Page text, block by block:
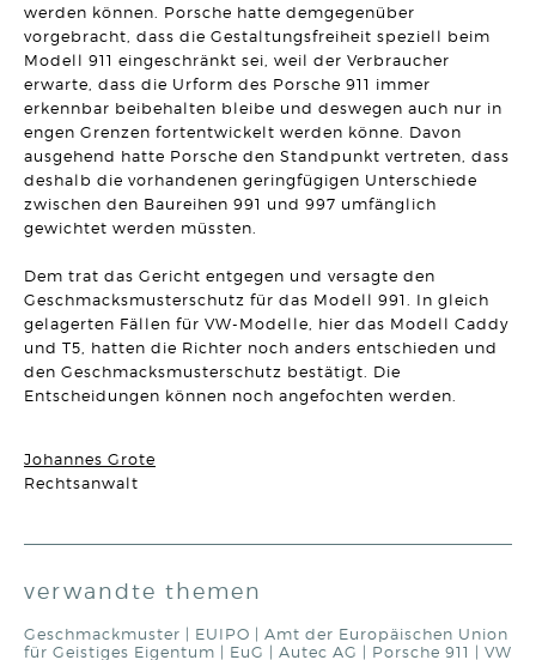
BAURECHT
Gebäudetyp E: "E" wie "einfach" oder "E" wie
"Einzelfallprüfung"?
Artikel vom 03.02.2026 | David Hellmanzik
FAMILIENRECHT
Ausschluss des Versorgungsausgleichs im Ehevertrag
möglich
Artikel vom 28.01.2026 | Claudia Peuker
ARBEITSRECHT
Subuntervertrag am Bau: Nichtiger Dienstvertrag wegen
Artikel vom 21.01.2026 | Ralf Regel
ARBEITSRECHT
Unangemessene Klausel zur Rückzahlung von
Ausbildungskosten
Artikel vom 14.01.2026 | Dr. Thomas Braitsch
im Gewerberaummietrecht
Artikel vom 22.12.2025 | Sonja Borchard
HANDELSRECHT
Es geht doch: etwas weniger Bürokratie! Meldefreigrenze
werden können. Porsche hatte demgegenüber
vorgebracht, dass die Gestaltungsfreiheit speziell beim
Modell 911 eingeschränkt sei, weil der Verbraucher
erwarte, dass die Urform des Porsche 911 immer
erkennbar beibehalten bleibe und deswegen auch nur in
engen Grenzen fortentwickelt werden könne. Davon
ausgehend hatte Porsche den Standpunkt vertreten, dass
deshalb die vorhandenen geringfügigen Unterschiede
zwischen den Baureihen 991 und 997 umfänglich
gewichtet werden müssten.
Dem trat das Gericht entgegen und versagte den
Geschmacksmusterschutz für das Modell 991. In gleich
gelagerten Fällen für VW-Modelle, hier das Modell Caddy
und T5, hatten die Richter noch anders entschieden und
den Geschmacksmusterschutz bestätigt. Die
Entscheidungen können noch angefochten werden.
Johannes Grote
Rechtsanwalt
verwandte themen
Geschmackmuster EUIPO
Amt der Europäischen Union
für Geistiges Eigentum
EuG Autec AG Porsche 911 | VW